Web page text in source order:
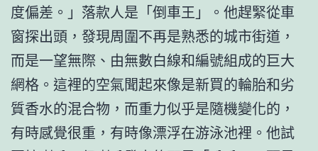
度偏差。」落款人是「倒車王」。他趕緊從車
窗探出頭，發現周圍不再是熟悉的城市街道，
而是一望無際、由無數白線和編號組成的巨大
網格。這裡的空氣聞起來像是新買的輪胎和劣
質香水的混合物，而重力似乎是隨機變化的，
有時感覺很重，有時像漂浮在游泳池裡。他試